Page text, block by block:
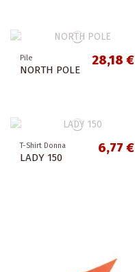
Pile
NORTH POLE
28,18 €
T-Shirt Donna
LADY 150
6,77 €